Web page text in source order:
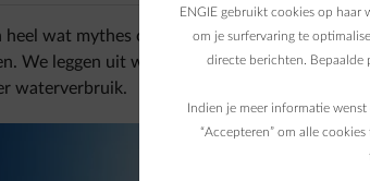
heel wat mythes over waterverbruik. We
We leggen uit waarom ze fout zijn en we
waterverbruik.
ENGIE gebruikt cookies op haar
om je surfervaring te
directe berichten. Bepaalde
Indien je meer informatie
“Accepteren” om alle